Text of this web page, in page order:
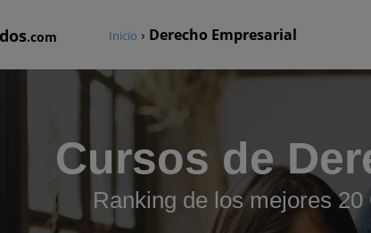
.com Inicio › Derecho Empresarial
Cursos de
Ranking de los mejores